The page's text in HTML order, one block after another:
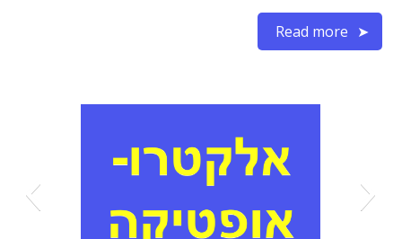
Read more